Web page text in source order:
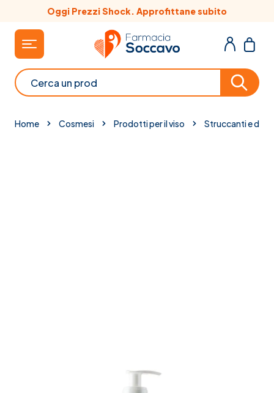
Salta al contenutoOggi Prezzi Shock. Approfittane subito
Cerca
Home Cosmesi Prodotti per il viso Struccanti e